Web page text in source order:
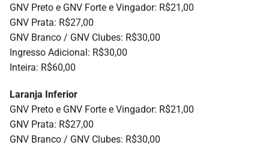
GNV Preto e GNV Forte e Vingador: R$21,00
GNV Prata: R$27,00
GNV Branco / GNV Clubes: R$30,00
Ingresso Adicional: R$30,00
Inteira: R$60,00
Laranja Inferior
GNV Preto e GNV Forte e Vingador: R$21,00
GNV Prata: R$27,00
GNV Branco / GNV Clubes: R$30,00